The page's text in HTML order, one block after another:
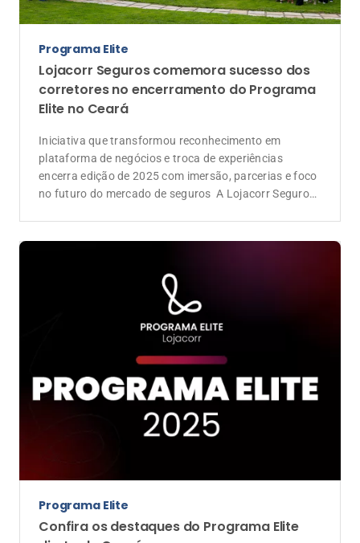
Programa Elite
Confira os destaques do Programa Elite
direto do Ceará
energia dos primeiros dias no Ceará, o evento reúne a
liderança e os corretores de maior performance do
país O Programa Elite 2025 já está acontecendo em
solo cearense, reunindo a liderança da Lojacorr
Seguros, gestores de Unidades e os corretores de
maior performance do […]